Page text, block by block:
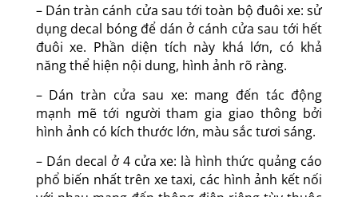
– Dán tràn cánh cửa sau tới toàn bộ đuôi xe: sử
dụng decal bóng để dán ở cánh cửa sau tới hết
đuôi xe. Phần diện tích này khá lớn, có khả
năng thể hiện nội dung, hình ảnh rõ ràng.
– Dán tràn cửa sau xe: mang đến tác động
mạnh mẽ tới người tham gia giao thông bởi
hình ảnh có kích thước lớn, màu sắc tươi sáng.
– Dán decal ở 4 cửa xe: là hình thức quảng cáo
phổ biến nhất trên xe taxi, các hình ảnh kết nối